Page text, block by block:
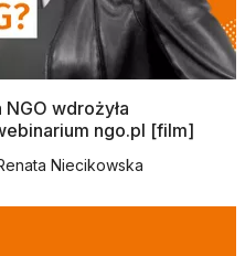
wdrożyła
ngo.pl [film]
Niecikowska